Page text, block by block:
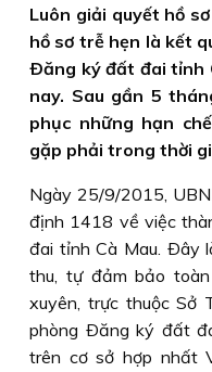
Luôn giải quyết hồ
hồ sơ trễ hẹn là kết
Ðăng ký đất đai tỉnh
nay. Sau gần 5
phục những hạn
gặp phải trong thời
Ngày 25/9/2015,
định 1418 về việc
đai tỉnh Cà Mau. Ðây
thu, tự đảm bảo
xuyên, trực thuộc Sở
phòng Ðăng ký đất
trên cơ sở hợp nhất